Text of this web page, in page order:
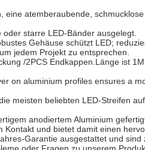
atemberaubende,
starre LED-Bänder ausgelegt.
Gehäuse schützt LED;
jedem Projekt zu entsprechen.
/2PCS Endkappen.Länge ist
on aluminium profiles ensures a
meisten beliebten LED-Streifen
anodiertem Aluminium
und bietet damit einen
Garantie ausgestattet und